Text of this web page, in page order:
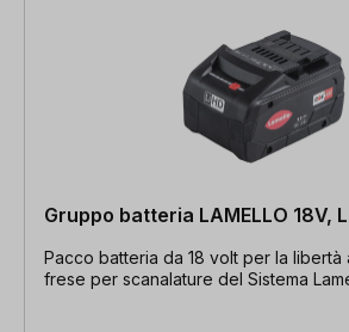
Gruppo batteria LAMELLO 18V,
Pacco batteria da 18 volt per la libertà
frese per scanalature del Sistema